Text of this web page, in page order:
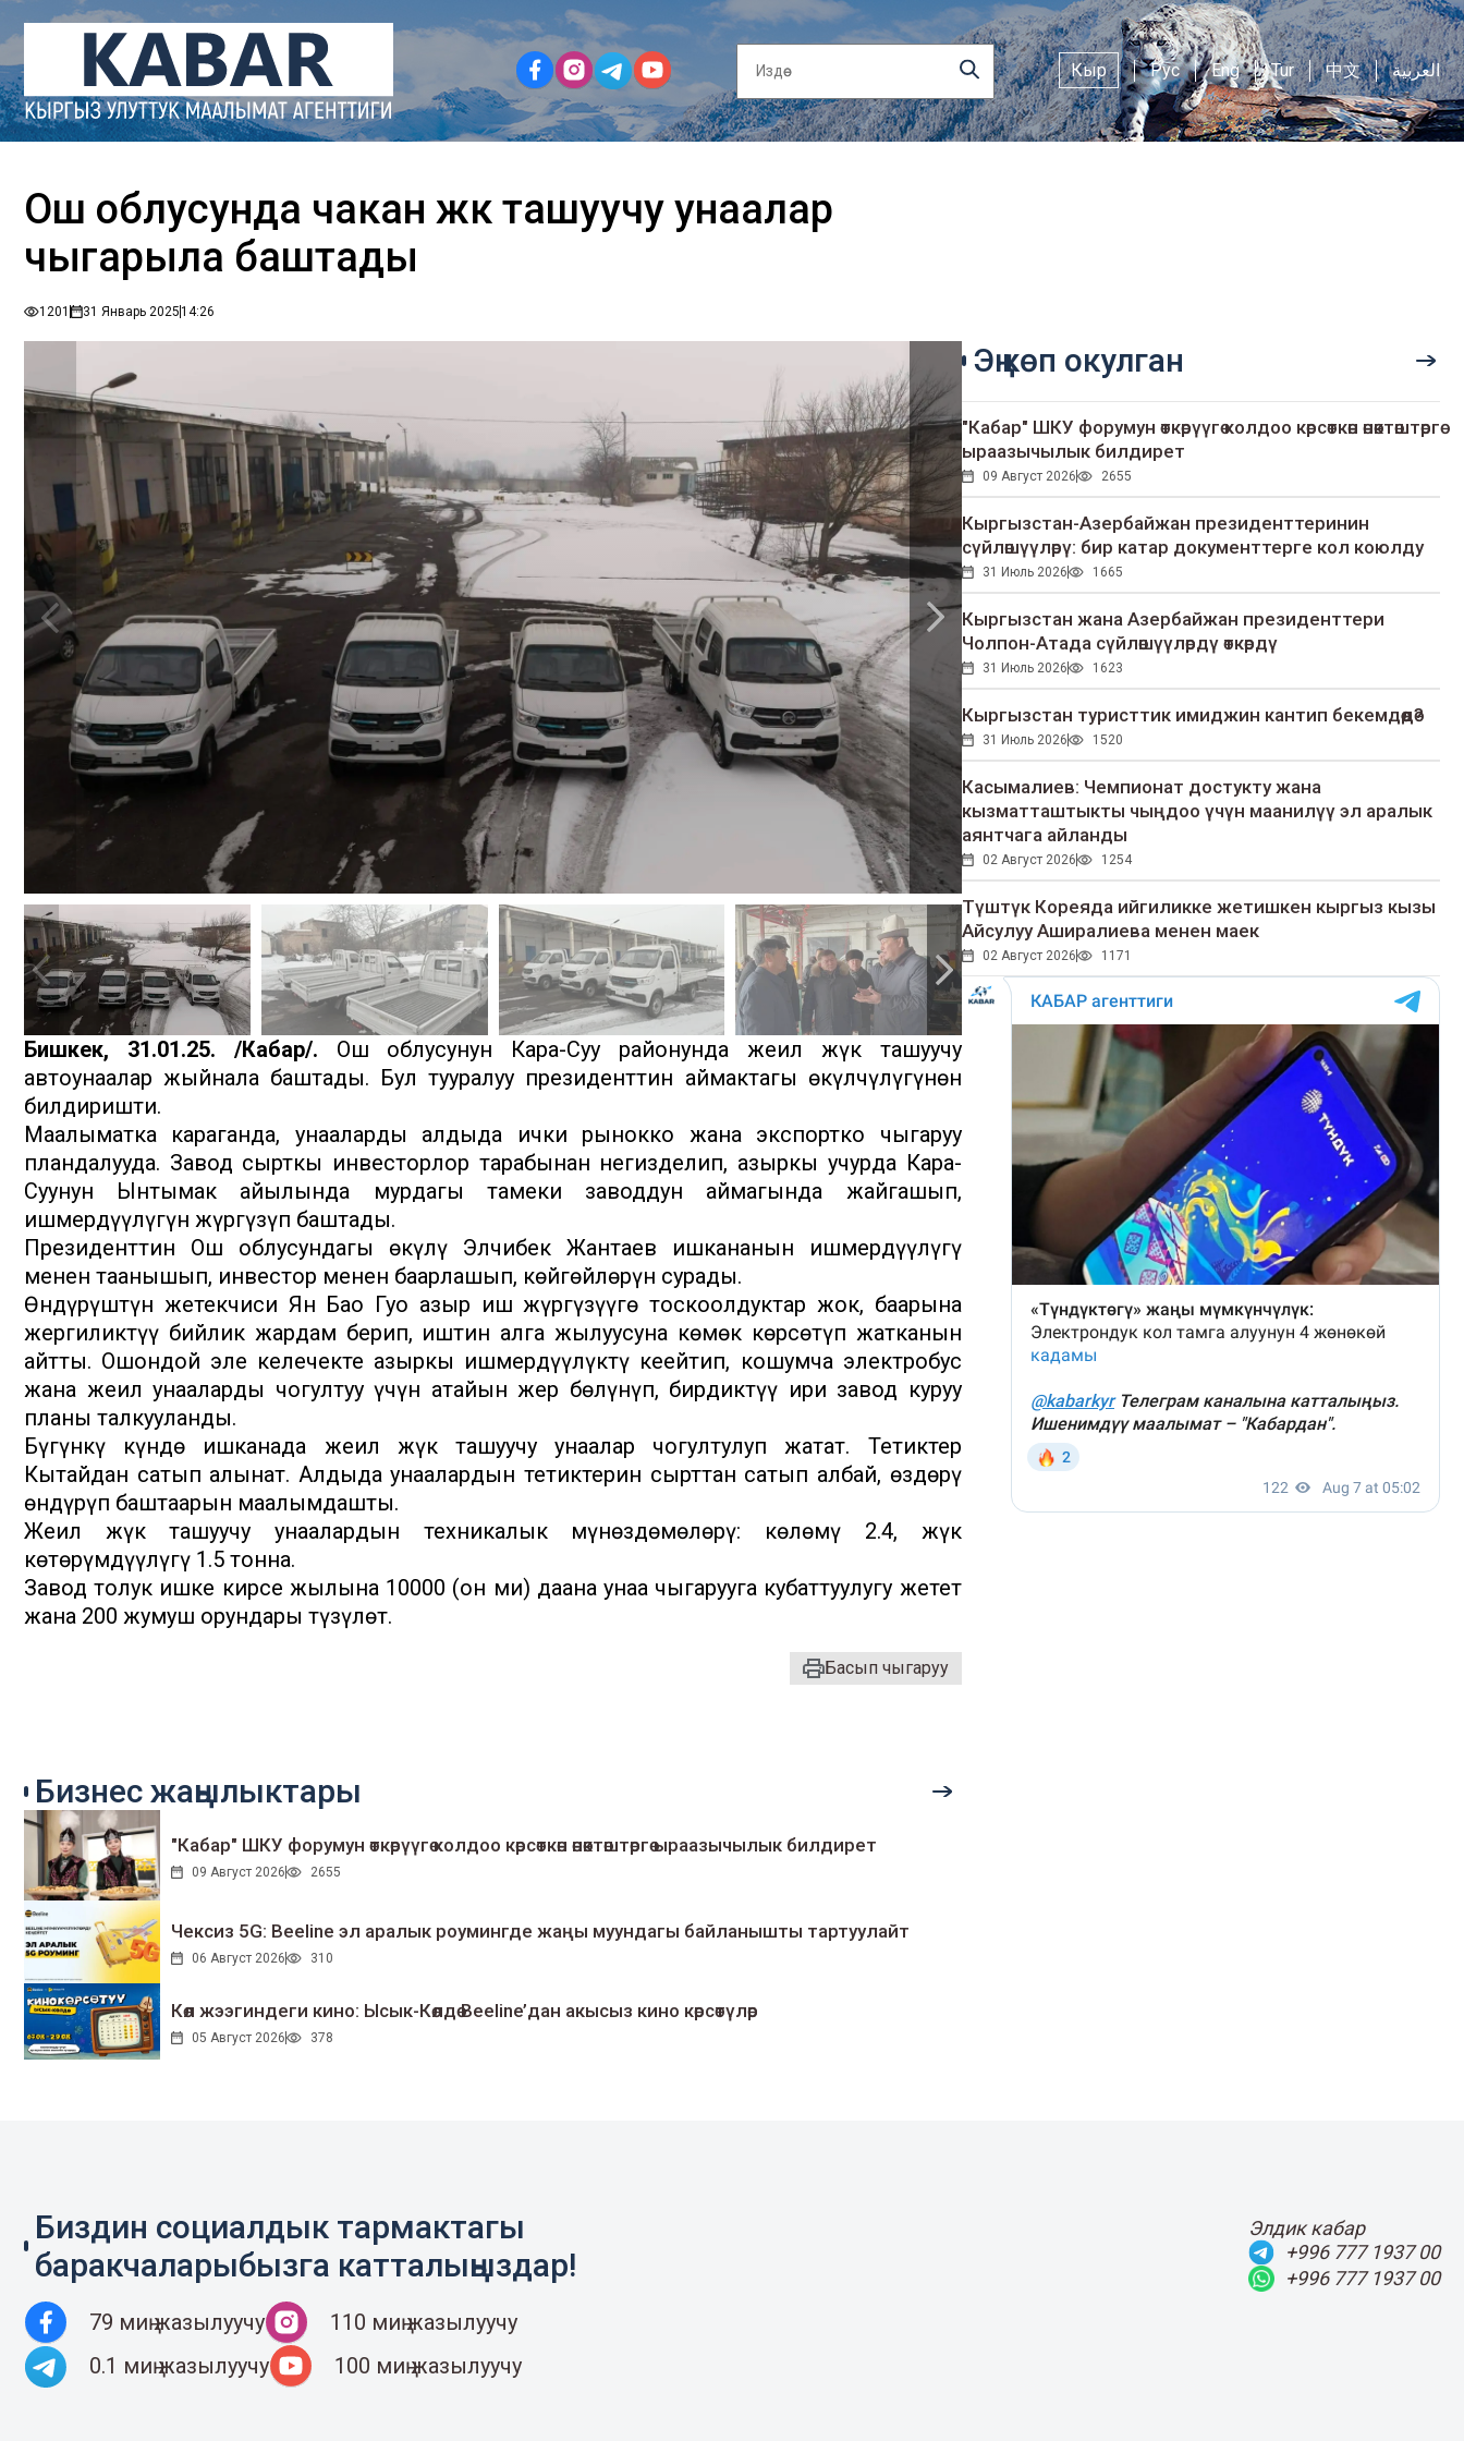
Кыр Рус Eng Tur 中文 العربية
Ош облусунда чакан жүк ташуучу унаалар
чыгарыла баштады
1201 31 Январь 202514:26
Бишкек, 31.01.25. /Кабар/. Ош облусунун Кара-Суу районунда жеңил жүк ташуучу
автоунаалар жыйнала баштады. Бул тууралуу президенттин аймактагы өкүлчүлүгүнөн
билдиришти.
Маалыматка караганда, унааларды алдыда ички рынокко жана экспортко чыгаруу
пландалууда. Завод сырткы инвесторлор тарабынан негизделип, азыркы учурда Кара-
Суунун Ынтымак айылында мурдагы тамеки заводдун аймагында жайгашып,
ишмердүүлүгүн жүргүзүп баштады.
Президенттин Ош облусундагы өкүлү Элчибек Жантаев ишкананын ишмердүүлүгү
менен таанышып, инвестор менен баарлашып, көйгөйлөрүн сурады.
Өндүрүштүн жетекчиси Ян Бао Гуо азыр иш жүргүзүүгө тоскоолдуктар жок, баарына
жергиликтүү бийлик жардам берип, иштин алга жылуусуна көмөк көрсөтүп жатканын
айтты. Ошондой эле келечекте азыркы ишмердүүлүктү кеңейтип, кошумча электробус
жана жеңил унааларды чогултуу үчүн атайын жер бөлүнүп, бирдиктүү ири завод куруу
планы талкууланды.
Бүгүнкү күндө ишканада жеңил жүк ташуучу унаалар чогултулуп жатат. Тетиктер
Кытайдан сатып алынат. Алдыда унаалардын тетиктерин сырттан сатып албай, өздөрү
өндүрүп баштаарын маалымдашты.
Жеңил жүк ташуучу унаалардын техникалык мүнөздөмөлөрү: көлөмү 2.4, жүк
көтөрүмдүүлүгү 1.5 тонна.
Завод толук ишке кирсе жылына 10000 (он миң) даана унаа чыгарууга кубаттуулугу жетет
жана 200 жумуш орундары түзүлөт.
Басып чыгаруу
Эң көп окулган
"Кабар" ШКУ форумун өткөрүүгө колдоо көрсөткөн өнөктөштөргө
ыраазычылык билдирет
09 Август 2026 2655
Кыргызстан-Азербайжан президенттеринин
сүйлөшүүлөрү: бир катар документтерге кол коюлду
31 Июль 2026 1665
Кыргызстан жана Азербайжан президенттери
Чолпон-Атада сүйлөшүүлөрдү өткөрдү
31 Июль 2026 1623
Кыргызстан туристтик имиджин кантип бекемдөөдө?
31 Июль 2026 1520
Касымалиев: Чемпионат достукту жана
кызматташтыкты чыңдоо үчүн маанилүү эл аралык
аянтчага айланды
02 Август 2026 1254
Түштүк Кореяда ийгиликке жетишкен кыргыз кызы
Айсулуу Аширалиева менен маек
02 Август 2026 1171
Бизнес жаңылыктары
"Кабар" ШКУ форумун өткөрүүгө колдоо көрсөткөн өнөктөштөргө ыраазычылык билдирет
09 Август 2026 2655
Чексиз 5G: Beeline эл аралык роумингде жаңы муундагы байланышты тартуулайт
06 Август 2026 310
Көл жээгиндеги кино: Ысык-Көлдө Beeline’дан акысыз кино көрсөтүлөр
05 Август 2026 378
Биздин социалдык тармактагы
баракчаларыбызга катталыңыздар!
79 миң жазылуучу
110 миң жазылуучу
0.1 миң жазылуучу
100 миң жазылуучу
Элдик кабар
+996 777 1937 00
+996 777 1937 00